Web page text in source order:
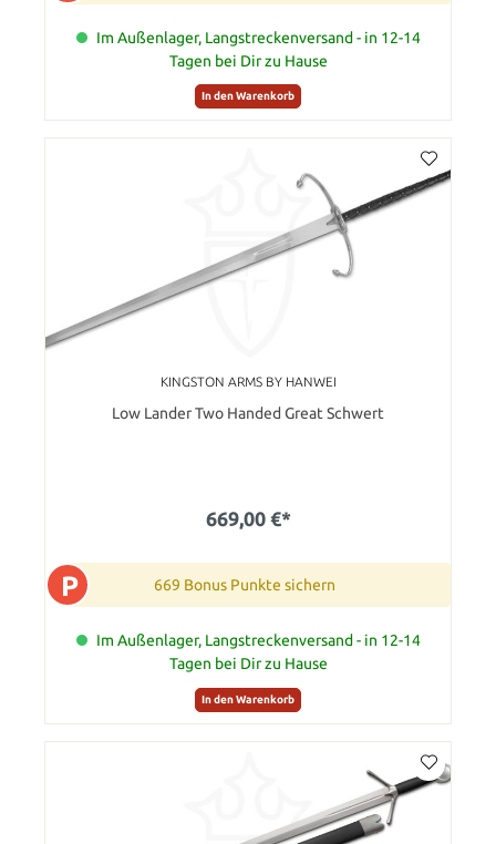
Im Außenlager, Langstreckenversand - in 12-14
Tagen bei Dir zu Hause
In den Warenkorb
KINGSTON ARMS BY HANWEI
Low Lander Two Handed Great Schwert
669,00 €*
P 669 Bonus Punkte sichern
Im Außenlager, Langstreckenversand - in 12-14
Tagen bei Dir zu Hause
In den Warenkorb